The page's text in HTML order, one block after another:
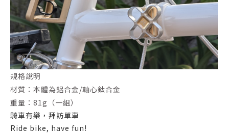
規格說明
材質：本體為鋁合金/軸心鈦合金
重量：81g（一組）
騎車有樂，拜訪單車
Ride bike, have fun!